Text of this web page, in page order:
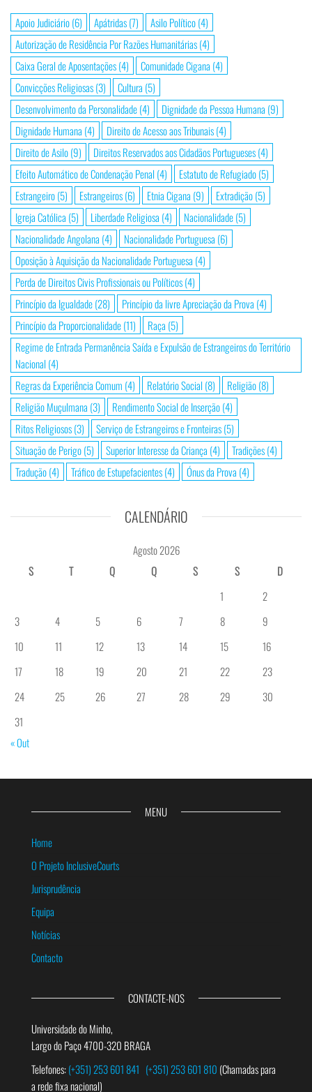
Apoio Judiciário(6) Apátridas(7) Asilo Político(4)
Autorização de Residência Por Razões Humanitárias(4)
Caixa Geral de Aposentações(4) Comunidade Cigana (4)
Convicções Religiosas(3) Cultura (5)
Desenvolvimento da Personalidade(4) Dignidade da Pessoa Humana (9)
Dignidade Humana (4) Direito de Acesso aos Tribunais(4)
Direito de Asilo(9) Direitos Reservados aos Cidadãos Portugueses(4)
Efeito Automático de Condenação Penal (4) Estatuto de Refugiado(5)
Estrangeiro(5) Estrangeiros(6) Etnia Cigana (9) Extradição(5)
Igreja Católica (5) Liberdade Religiosa (4) Nacionalidade(5)
Nacionalidade Angolana (4) Nacionalidade Portuguesa (6)
Oposição à Aquisição da Nacionalidade Portuguesa (4)
Perda de Direitos Civis Profissionais ou Políticos(4)
Princípio da Igualdade(28) Princípio da livre Apreciação da Prova (4)
Princípio da Proporcionalidade(11) Raça (5)
Regime de Entrada Permanência Saída e Expulsão de Estrangeiros do Território
Nacional (4)
Regras da Experiência Comum (4) Relatório Social (8) Religião(8)
Religião Muçulmana (3) Rendimento Social de Inserção(4)
Ritos Religiosos(3) Serviço de Estrangeiros e Fronteiras(5)
Situação de Perigo(5) Superior Interesse da Criança (4) Tradições(4)
Tradução(4) Tráfico de Estupefacientes(4) Ónus da Prova (4)
CALENDÁRIO
Agosto 2026
S
T Q Q S S
D
1
2
3
4 5 6 7 8
9
10
11 12 13 14 15
16
17
18 19 20 21 22
23
24
25 26 27 28 29
30
31
« Out
MENU
Home
O Projeto InclusiveCourts
Jurisprudência
Equipa
Notícias
Contacto
CONTACTE-NOS
Universidade do Minho,
Largo do Paço 4700-320 BRAGA
Telefones:(+351) 253 601 841 (+351) 253 601 810 (Chamadas para
a rede fixa nacional)